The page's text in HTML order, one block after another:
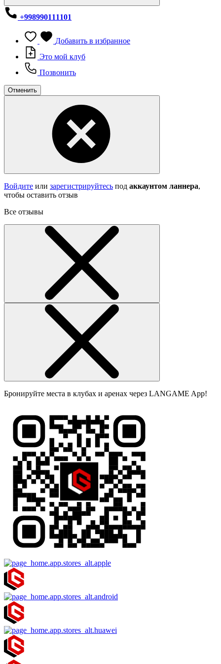
+998990111101
Добавить в избранное
Это мой клуб
Позвонить
Отменить
Войдите или зарегистрируйтесь под аккаунтом ланнера,
чтобы оставить отзыв
Все отзывы
Бронируйте места в клубах и аренах через LANGAME App!